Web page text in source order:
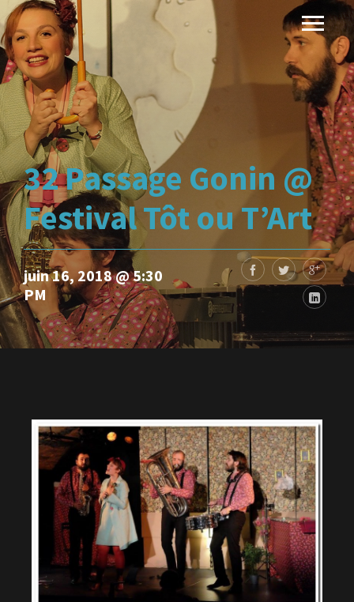
32 Passage Gonin @
Festival Tôt ou T’Art
juin 16, 2018 @ 5:30
PM